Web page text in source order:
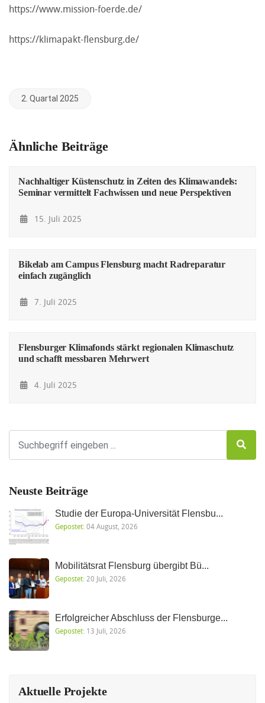
https://www.mission-foerde.de/
https://klimapakt-flensburg.de/
2. Quartal 2025
Ähnliche Beiträge
Nachhaltiger Küstenschutz in Zeiten des Klimawandels:
Seminar vermittelt Fachwissen und neue Perspektiven
15. Juli 2025
Bikelab am Campus Flensburg macht Radreparatur
einfach zugänglich
7. Juli 2025
Flensburger Klimafonds stärkt regionalen Klimaschutz
und schafft messbaren Mehrwert
4. Juli 2025
Neuste Beiträge
Studie der Europa-Universität Flensbu...
Gepostet:04 August, 2026
Mobilitätsrat Flensburg übergibt Bü...
Gepostet:20 Juli, 2026
Erfolgreicher Abschluss der Flensburge...
Gepostet: 13 Juli, 2026
Aktuelle Projekte